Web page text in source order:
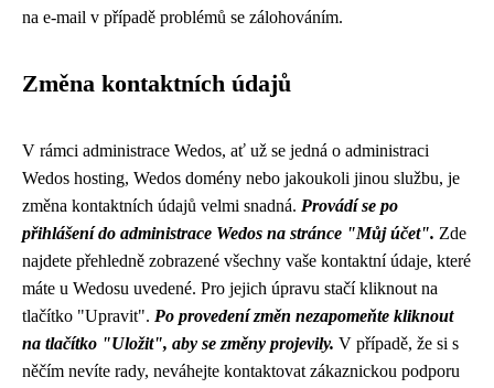
na e-mail v případě problémů se zálohováním.
Změna kontaktních údajů
V rámci administrace Wedos, ať už se jedná o administraci
Wedos hosting, Wedos domény nebo jakoukoli jinou službu, je
změna kontaktních údajů velmi snadná. Provádí se po
přihlášení do administrace Wedos na stránce "Můj účet". Zde
najdete přehledně zobrazené všechny vaše kontaktní údaje, které
máte u Wedosu uvedené. Pro jejich úpravu stačí kliknout na
tlačítko "Upravit". Po provedení změn nezapomeňte kliknout
na tlačítko "Uložit", aby se změny projevily. V případě, že si s
něčím nevíte rady, neváhejte kontaktovat zákaznickou podporu